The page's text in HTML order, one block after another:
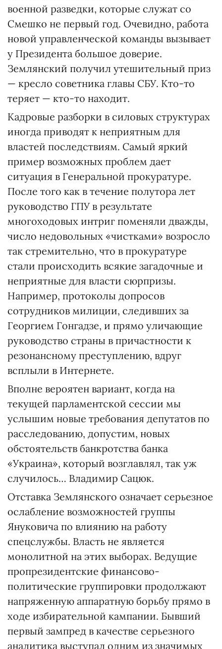
военной разведки, которые служат со
Смешко не первый год. Очевидно, работа
новой управленческой команды вызывает
у Президента большое доверие.
Землянский получил утешительный приз
— кресло советника главы СБУ. Кто-то
теряет — кто-то находит.
Кадровые разборки в силовых структурах
иногда приводят к неприятным для
властей последствиям. Самый яркий
пример возможных проблем дает
ситуация в Генеральной прокуратуре.
После того как в течение полутора лет
руководство ГПУ в результате
многоходовых интриг поменяли дважды,
число недовольных «чистками» возросло
так стремительно, что в прокуратуре
стали происходить всякие загадочные и
неприятные для власти сюрпризы.
Например, протоколы допросов
сотрудников милиции, следивших за
Георгием Гонгадзе, и прямо уличающие
руководство страны в причастности к
резонансному преступлению, вдруг
всплыли в Интернете.
Вполне вероятен вариант, когда на
текущей парламентской сессии мы
услышим новые требования депутатов по
расследованию, допустим, новых
обстоятельств банкротства банка
«Украина», который возглавлял, так уж
случилось… Владимир Сацюк.
Отставка Землянского означает серьезное
ослабление возможностей группы
Януковича по влиянию на работу
спецслужбы. Власть не является
монолитной на этих выборах. Ведущие
пропрезидентские финансово-
политические группировки продолжают
напряженную аппаратную борьбу прямо в
ходе избирательной кампании. Бывший
первый зампред в качестве серьезного
аналитика выступал одним из значимых